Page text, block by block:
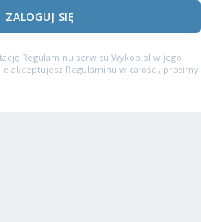
ZALOGUJ SIĘ
Regulaminu serwisu Wykop.pl w jego
akceptujesz Regulaminu w całości, prosimy